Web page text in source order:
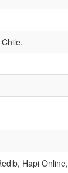
Hapi Online,